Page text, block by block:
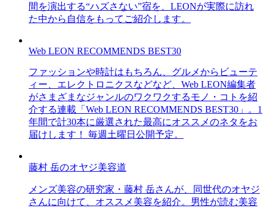
間を演出する“ハズさない”宿を、LEONが実際に訪れ
た中から自信をもってご紹介します。
Web LEON RECOMMENDS BEST30
ファッションや時計はもちろん、グルメからビューテ
ィー、エレクトロニクスなどなど、Web LEON編集者
がさまざまなジャンルのワクワクするモノ・コトを紹
介する連載「Web LEON RECOMMENDS BEST30」。1
年間で計30本に厳選された最高にオススメのネタをお
届けします！ 毎週土曜日公開予定。
藤村 岳のオヤジ美容道
メンズ美容の研究家・藤村 岳さんが、同世代のオヤジ
さんに向けて、オススメ美容を紹介。男性が読む美容